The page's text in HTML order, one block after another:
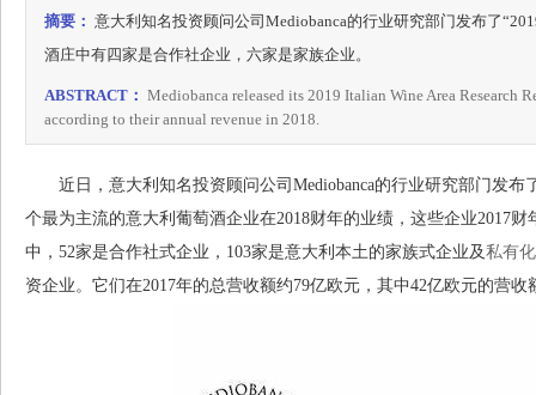
摘要： 意大利知名投资顾问公司Mediobanca的行业研究部门发布了
酒庄中有四家是合作社企业，六家是家族企业。
ABSTRACT： Mediobanca released its 2019 Italian Wine Area Research
according to their annual revenue in 2018.
近日，意大利知名投资顾问公司Mediobanca的行业研究部门发布
个最为主流的意大利葡萄酒企业在2018财年的业绩，这些企业2017
中，52家是合作社式企业，103家是意大利本土的家族式企业及私有
资企业。它们在2017年的总营收额约79亿欧元，其中42亿欧元的营收